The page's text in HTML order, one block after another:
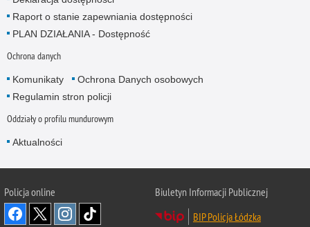
Raport o stanie zapewniania dostępności
PLAN DZIAŁANIA - Dostępność
Ochrona danych
Komunikaty
Ochrona Danych osobowych
Regulamin stron policji
Oddziały o profilu mundurowym
Aktualności
Policja online
Biuletyn Informacji Publicznej
BIP Policja Łódzka